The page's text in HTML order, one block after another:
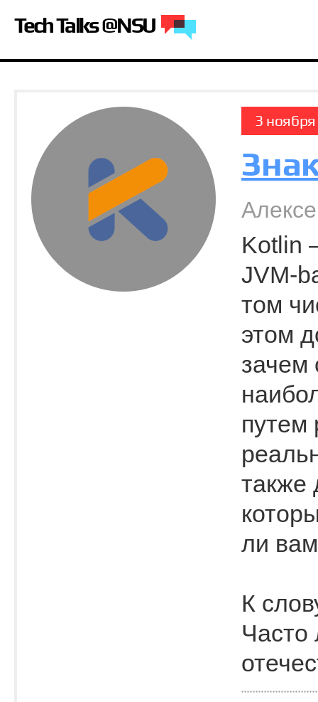
Tech Talks @NSU
3
Kotlin
JVM-
том
этом
зачем
путем
также
ли
К
Часто